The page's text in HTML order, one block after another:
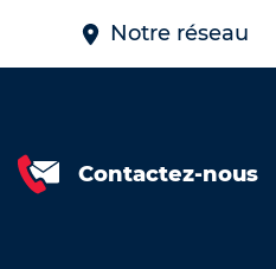
Notre réseau
Contactez-nous